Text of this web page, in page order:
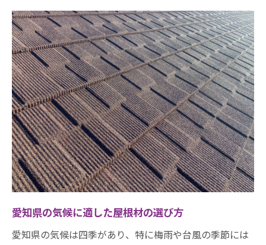
愛知県の気候に適した屋根材の選び方
愛知県の気候は四季があり、特に梅雨や台風の季節には